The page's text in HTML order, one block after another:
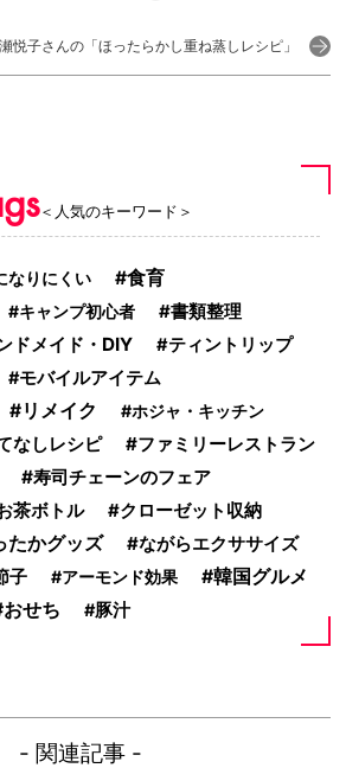
悦子さんの「ほったらかし重ね蒸しレシピ」
＜人気のキーワード＞
なりにくい 食育
キャンプ初心者
書類整理
ドメイド・DIY ティントリップ
モバイルアイテム
リメイク ホジャ・キッチン
なしレシピ ファミリーレストラン
寿司チェーンのフェア
茶ボトル クローゼット収納
たかグッズ ながらエクササイズ
子 アーモンド効果 韓国グルメ
おせち 豚汁
- 関連記事 -